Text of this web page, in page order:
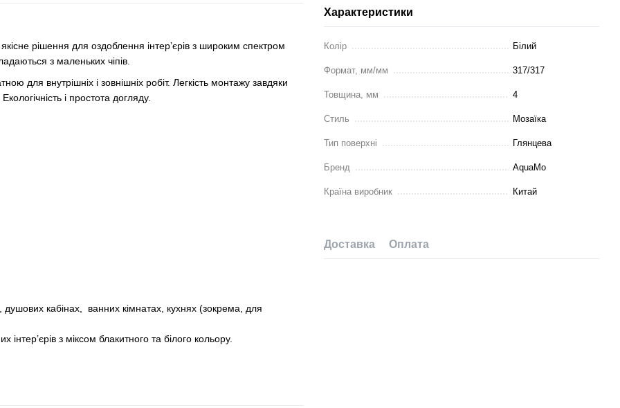
Характеристики
Колір Білий
Формат, мм/мм 317/317
Товщина, мм 4
Стиль Мозаїка
Тип поверхні Глянцева
Бренд AquaMo
Країна виробник Китай
Доставка Оплата
рішення для оздоблення інтер’єрів з широким спектром
з маленьких чіпів.
для внутрішніх і зовнішніх робіт. Легкість монтажу завдяки
і простота догляду.
кабінах, ванних кімнатах, кухнях (зокрема, для
інтер’єрів з міксом блакитного та білого кольору.